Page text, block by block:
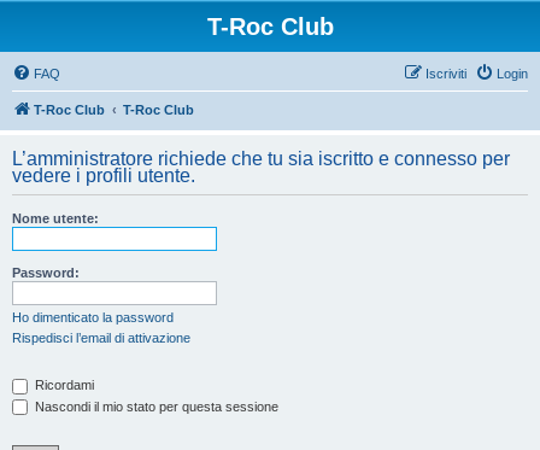
T-Roc Club
FAQ Login
Iscriviti
T-Roc Club T-Roc Club
L’amministratore richiede che tu sia iscritto e connesso per
vedere i profili utente.
Nome utente:
Password:
Ho dimenticato la password
Rispedisci l’email di attivazione
Ricordami
Nascondi il mio stato per questa sessione